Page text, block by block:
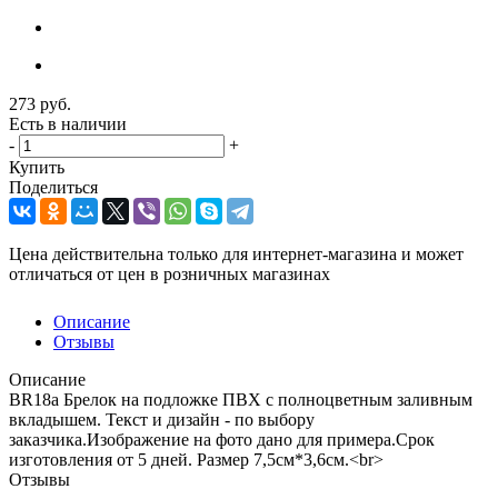
273 руб.
Есть в наличии
-
+
Купить
Поделиться
Цена действительна только для интернет-магазина и может
отличаться от цен в розничных магазинах
Описание
Отзывы
Описание
BR18a Брелок на подложке ПВХ с полноцветным заливным
вкладышем. Текст и дизайн - по выбору
заказчика.Изображение на фото дано для примера.Срок
изготовления от 5 дней. Размер 7,5см*3,6см.<br>
Отзывы